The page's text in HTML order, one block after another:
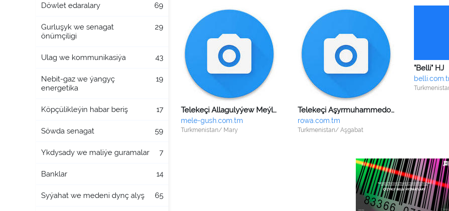
Döwlet edaralary 69
Gurluşyk we senagat
önümçiligi
29
Ulag we kommunikasiýa 43
Nebit-gaz we ýangyç
energetika
19
Köpçülikleýin habar beriş 17
Söwda senagat 59
Ykdysady we maliýe guramalar 7
Banklar 14
Syýahat we medeni dynç alyş 65
Telekeçi Allagulyýew Meýlis Döwletmyradowiç
mele-gush.com.tm
Turkmenistan/ Mary
Telekeçi Aşyrmuhammedow Resul Röwşenowiç
rowa.com.tm
Turkmenistan/ Aşgabat
"Belli" HJ